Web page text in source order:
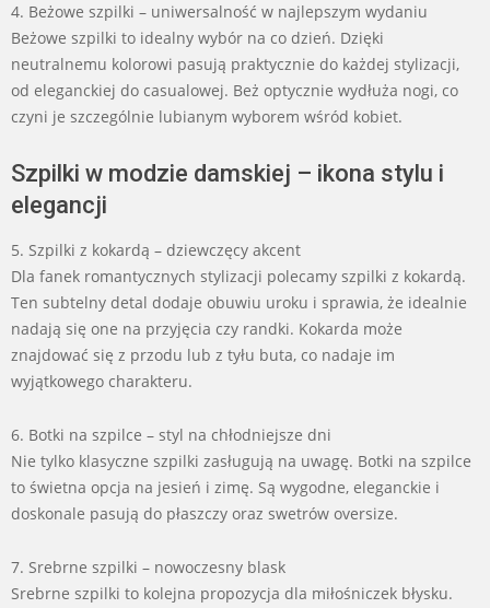
4. Beżowe szpilki – uniwersalność w najlepszym wydaniu
Beżowe szpilki to idealny wybór na co dzień. Dzięki
neutralnemu kolorowi pasują praktycznie do każdej stylizacji,
od eleganckiej do casualowej. Beż optycznie wydłuża nogi, co
czyni je szczególnie lubianym wyborem wśród kobiet.
Szpilki w modzie damskiej – ikona stylu i
elegancji
5. Szpilki z kokardą – dziewczęcy akcent
Dla fanek romantycznych stylizacji polecamy szpilki z kokardą.
Ten subtelny detal dodaje obuwiu uroku i sprawia, że idealnie
nadają się one na przyjęcia czy randki. Kokarda może
znajdować się z przodu lub z tyłu buta, co nadaje im
wyjątkowego charakteru.
6. Botki na szpilce – styl na chłodniejsze dni
Nie tylko klasyczne szpilki zasługują na uwagę. Botki na szpilce
to świetna opcja na jesień i zimę. Są wygodne, eleganckie i
doskonale pasują do płaszczy oraz swetrów oversize.
7. Srebrne szpilki – nowoczesny blask
Srebrne szpilki to kolejna propozycja dla miłośniczek błysku.